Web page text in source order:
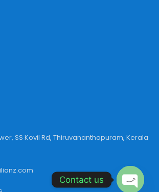
SS Kovil Rd, Thiruvananthapuram, Kerala
Contact us